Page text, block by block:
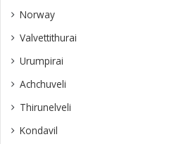
Norway
Valvettithurai
Urumpirai
Achchuveli
Thirunelveli
Kondavil